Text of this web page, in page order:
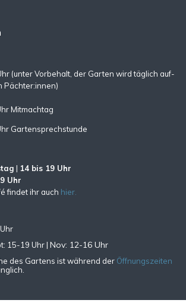
(unter Vorbehalt, der Garten wird täglich auf-
Pächter:innen)
Mitmachtag
Gartensprechstunde
| 14 bis 19 Uhr
Uhr
findet ihr auch hier.
15-19 Uhr | Nov: 12-16 Uhr
des Gartens ist während derÖffnungszeiten